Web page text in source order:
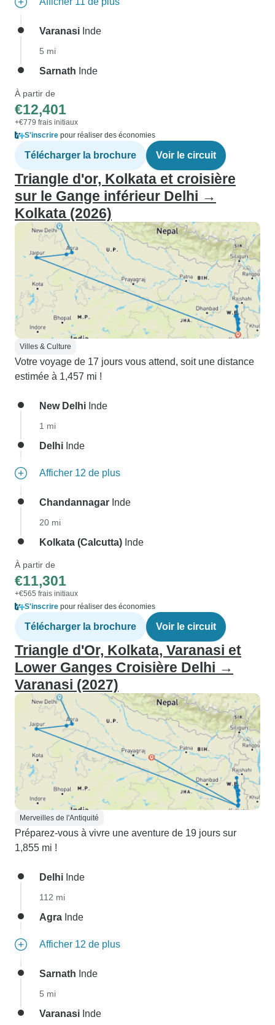
Varanasi Inde
5 mi
Sarnath Inde
À partir de
€12,401
+€779 frais initiaux
S'inscrire pour réaliser des économies
Télécharger la brochure Voir le circuit
Triangle d'or, Kolkata et croisière
sur le Gange inférieur Delhi →
Kolkata (2026)
Villes & Culture
Votre voyage de 17 jours vous attend, soit une distance
estimée à 1,457 mi !
New Delhi Inde
1 mi
Delhi Inde
Afficher 12 de plus
Chandannagar Inde
20 mi
Kolkata (Calcutta) Inde
À partir de
€11,301
+€565 frais initiaux
S'inscrire pour réaliser des économies
Télécharger la brochure Voir le circuit
Triangle d'Or, Kolkata, Varanasi et
Lower Ganges Croisière Delhi →
Varanasi (2027)
Merveilles de l'Antiquité
Préparez-vous à vivre une aventure de 19 jours sur
1,855 mi !
Delhi Inde
112 mi
Agra Inde
Afficher 12 de plus
Sarnath Inde
5 mi
Varanasi Inde